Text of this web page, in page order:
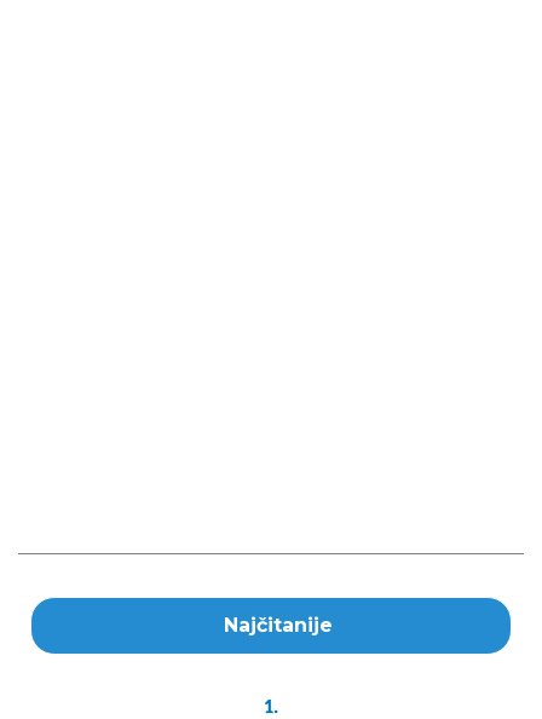
Najčitanije
1.